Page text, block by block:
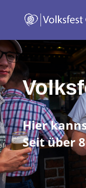
Hier
Seit über